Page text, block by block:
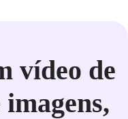
vídeo de